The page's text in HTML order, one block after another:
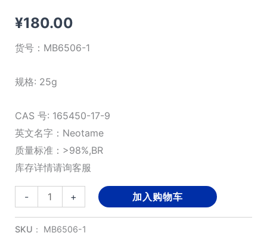
¥180.00
货号： MB6506-1
规格: 25g
CAS 号: 165450-17-9
英文名字：Neotame
质量标准：>98%,BR
库存详情请询客服
-
甜;
新
+ 加入购物车
SKU： MB6506-1